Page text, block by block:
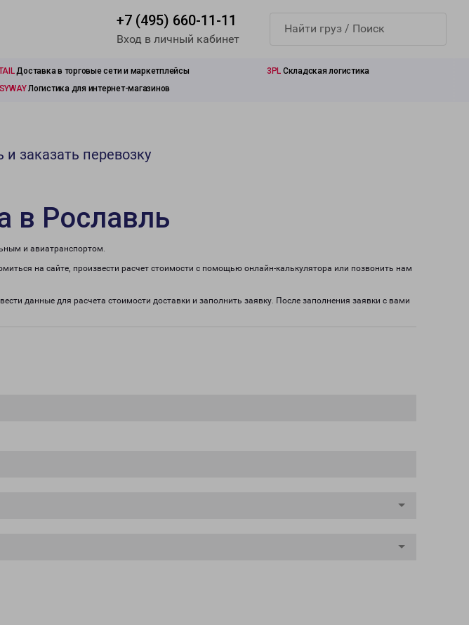
+7 (495) 660-11-11
Вход в личный кабинет
Доставка в торговые сети и маркетплейсы 3PL Складская логистика
Логистика для интернет-магазинов
и заказать перевозку
в Рославль
и авиатранспортом.
на сайте, произвести расчет стоимости с помощью онлайн-калькулятора или позвонить нам
данные для расчета стоимости доставки и заполнить заявку. После заполнения заявки с вами